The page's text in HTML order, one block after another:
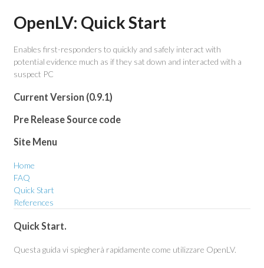
OpenLV: Quick Start
Enables first-responders to quickly and safely interact with
potential evidence much as if they sat down and interacted with a
suspect PC
Current Version (0.9.1)
Pre Release Source code
Site Menu
Home
FAQ
Quick Start
References
Quick Start.
Questa guida vi spiegherà rapidamente come utilizzare OpenLV.